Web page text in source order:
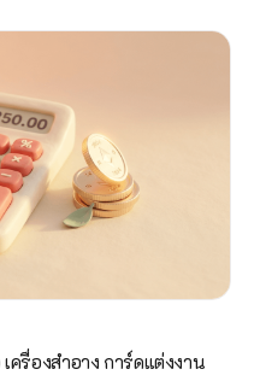
ครื่องสำอาง การ์ดแต่งงาน